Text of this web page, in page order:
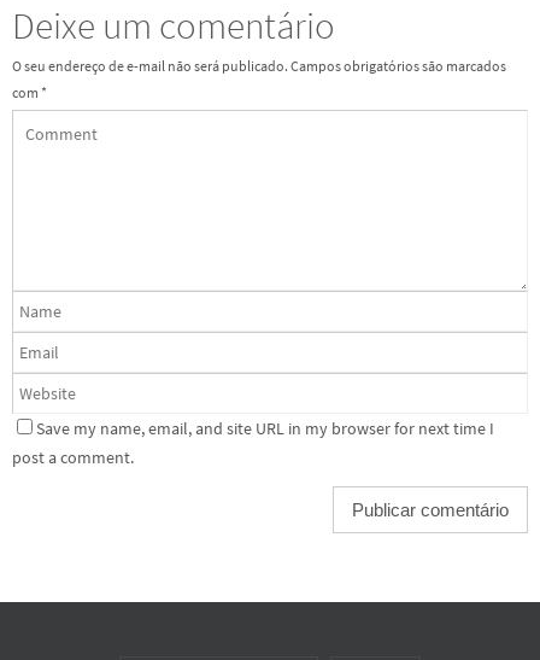
Deixe um comentário
O seu endereço de e-mail não será publicado. Campos obrigatórios são marcados
com *
Save my name, email, and site URL in my browser for next time I
post a comment.